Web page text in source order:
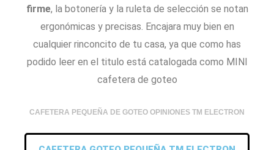
firme, la botonería y la ruleta de selección se notan
ergonómicas y precisas. Encajara muy bien en
cualquier rinconcito de tu casa, ya que como has
podido leer en el titulo está catalogada como MINI
cafetera de goteo
CAFETERA PEQUEÑA DE GOTEO OPINIONES TM ELECTRON